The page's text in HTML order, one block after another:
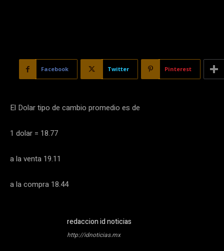
Facebook Twitter Pinterest
El Dolar tipo de cambio promedio es de
1 dolar = 18.77
a la venta 19.11
a la compra 18.44
redaccion id noticias
http://idnoticias.mx